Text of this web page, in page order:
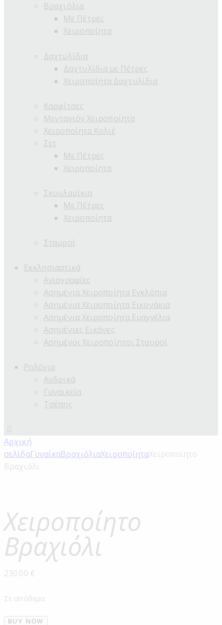
Βραχιόλια
Με Πέτρες
Χειροποίητα
Δαχτυλίδια
Δαχτυλίδια με Πέτρες
Χειροποίητα Δαχτυλίδια
Καρφίτσες
Μενταγιόν Χειροποίητα
Χειροποίητα Κολιέ
Σετ
Με Πέτρες
Χειροποίητα
Σκουλαρίκια
Με Πέτρες
Χειροποίητα
Σταυροί
Εκκλησιαστικά
Αγιογραφίες
Ασημένια Χειροποίητα Εγκλόπια
Ασημένια Χειροποίητα Εικονάκια
Ασημένια Χειροποίητα Ευαγγέλια
Ασημένιες Εικόνες
Ασημένοι Χειροποίητοι Σταυροί
Ρολόγια
Ανδρικά
Γυναικεία
Τσέπης
Αρχική
σελίδαΓυναίκαΒραχιόλιαΧειροποίηταΧειροποίητο
Βραχιόλι
Χειροποίητο
Βραχιόλι
230.00 €
Σε απόθεμα
BUY NOW